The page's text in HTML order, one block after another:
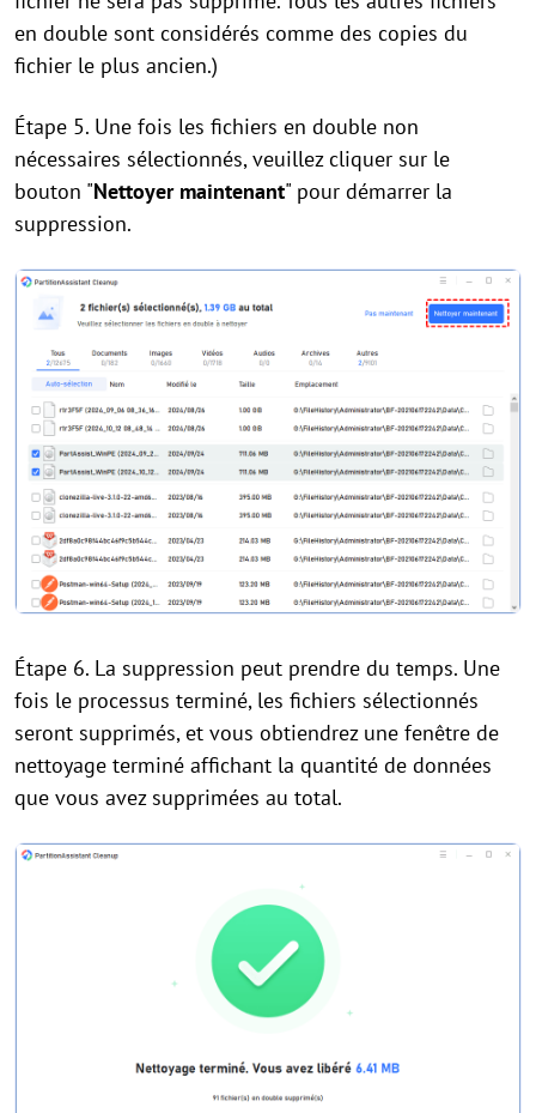
en double sont considérés comme des copies du
fichier le plus ancien.)
Étape 5. Une fois les fichiers en double non
nécessaires sélectionnés, veuillez cliquer sur le
bouton "Nettoyer maintenant" pour démarrer la
suppression.
Étape 6. La suppression peut prendre du temps. Une
fois le processus terminé, les fichiers sélectionnés
seront supprimés, et vous obtiendrez une fenêtre de
nettoyage terminé affichant la quantité de données
que vous avez supprimées au total.